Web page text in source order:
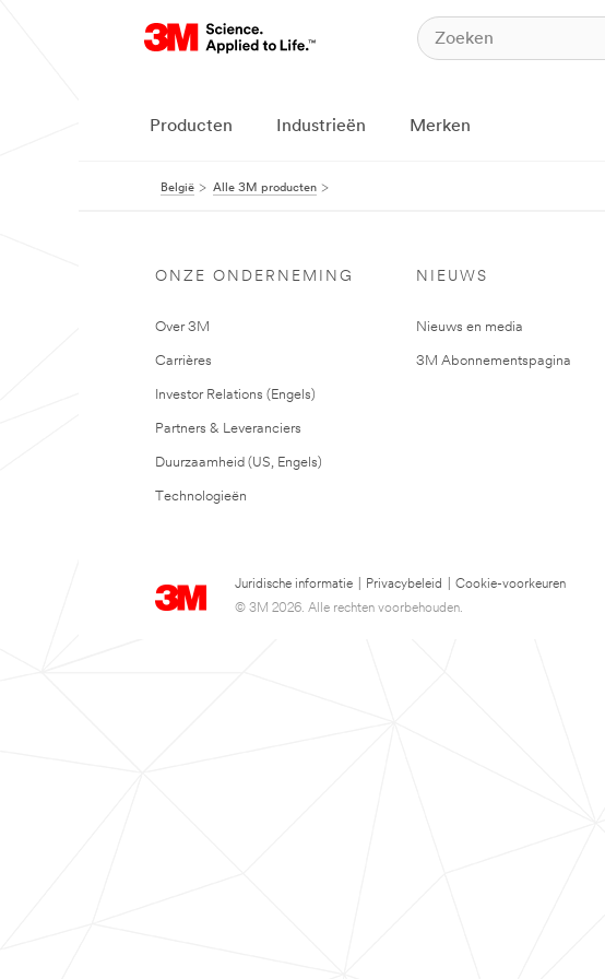
Producten Industrieën Merken
België Alle 3M producten
ONZE ONDERNEMING
Over 3M
Carrières
Investor Relations (Engels)
Partners & Leveranciers
Duurzaamheid (US, Engels)
Technologieën
NIEUWS
Nieuws en media
3M Abonnementspagina
Juridische informatie Privacybeleid
Cookie-voorkeuren
© 3M 2026. Alle rechten voorbehouden.